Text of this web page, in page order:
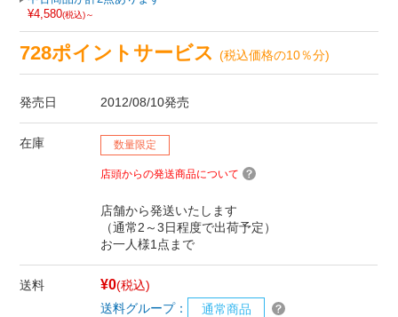
¥4,580(税込)～
728ポイントサービス(税込価格の10％分)
発売日 2012/08/10発売
在庫 数量限定
店頭からの発送商品について
店舗から発送いたします
（通常2～3日程度で出荷予定）
お一人様1点まで
送料 ¥0(税込)
送料グループ：
通常商品